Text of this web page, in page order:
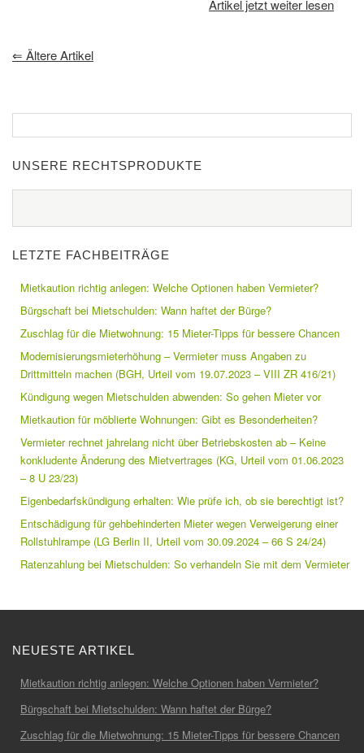
Artikel jetzt weiter lesen
⇐ Ältere Artikel
UNSERE RECHTSPRODUKTE
LETZTE FACHBEITRÄGE
Mietkaution richtig anlegen: Welche Optionen haben Vermieter?
Bürgschaft bei Mietschulden: Wann haftet der Bürge?
Zuschlag für die Mietwohnung: 15 Mieter-Tipps für bessere Chancen
Modernisierungsmieterhöhung – Vermieter muss Angaben zu
Drittmitteln machen (BGH, Urteil vom 19.07.2023 – VIII ZR 416/21)
Kündigung wegen Mietschulden abwenden: So gehen Mieter vor
Mietkaution für möblierte Wohnungen: Gibt es Besonderheiten?
Vermieter rechnet jahrelang nicht über Betriebskosten ab – Keine
konkludente Änderung des Mietvertrages (KG, Urteil vom 01.06.2023
– 8 U 23/23)
Eigenbedarfskündigung erhalten: Wie prüfe ich, ob sie berechtigt ist?
Entschädigung für gehbehinderten Mieter wegen Verweigerung einer
Rollstuhlrampe (LG Berlin II, Urteil vom 30.09.2024 – 66 S 24/24)
Ratenzahlung bei Mietschulden: So verhandeln Sie mit dem Vermieter
NEUESTE ARTIKEL
Mietkaution richtig anlegen: Welche Optionen haben Vermieter?
Bürgschaft bei Mietschulden: Wann haftet der Bürge?
Zuschlag für die Mietwohnung: 15 Mieter-Tipps für bessere Chancen